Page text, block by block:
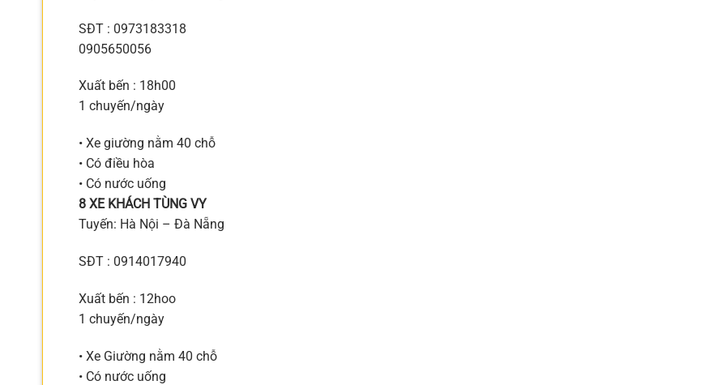
SĐT : 0973183318
0905650056
Xuất bến : 18h00
1 chuyến/ngày
• Xe giường nằm 40 chỗ
• Có điều hòa
• Có nước uống
8 XE KHÁCH TÙNG VY
Tuyến: Hà Nội – Đà Nẵng
SĐT : 0914017940
Xuất bến : 12hoo
1 chuyến/ngày
• Xe Giường nằm 40 chỗ
• Có nước uống